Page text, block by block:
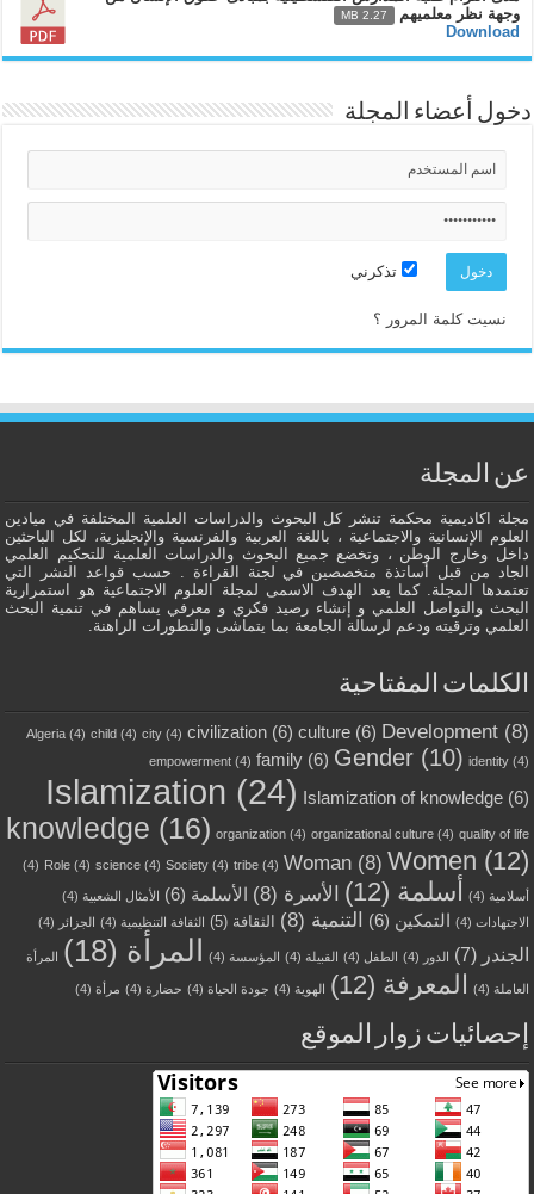
وجهة نظر معلميهم
2.27 MB
Download
دخول أعضاء المجلة
تذكرني
نسيت كلمة المرور ؟
عن المجلة
مجلة اكاديمية محكمة تنشر كل البحوث والدراسات العلمية المختلفة في ميادين
العلوم الإنسانية والاجتماعية ، باللغة العربية والفرنسية والإنجليزية، لكل الباحثين
داخل وخارج الوطن ، وتخضع جميع البحوث والدراسات العلمية للتحكيم العلمي
الجاد من قبل أساتذة متخصصين في لجنة القراءة . حسب قواعد النشر التي
تعتمدها المجلة. كما يعد الهدف الاسمى لمجلة العلوم الاجتماعية هو استمرارية
البحث والتواصل العلمي و إنشاء رصيد فكري و معرفي يساهم في تنمية البحث
العلمي وترقيته ودعم لرسالة الجامعة بما يتماشى والتطورات الراهنة.
الكلمات المفتاحية
Algeria(4) child (4) city(4) civilization(6) culture(6) Development(8)
empowerment(4) family(6) Gender(10) identity(4)
Islamization (24) Islamization of knowledge(6)
knowledge (16) organization(4) organizational culture(4) quality of life
(4) Role(4) science(4) Society(4) tribe(4) Woman(8) Women (12)
أسلامية (4) أسلمة (12) الأسرة (8) الأسلمة (6) الأمثال الشعبية (4)
الاجتهادات (4) التمكين (6) التنمية (8) الثقافة (5) الثقافة التنظيمية (4) الجزائر (4)
الجندر (7) الدور (4) الطفل (4) القبيلة (4) المؤسسة (4) المرأة (18) المرأة
العاملة (4) المعرفة (12) الهوية (4) جودة الحياة (4) حضارة (4) مرأة (4)
إحصائيات زوار الموقع